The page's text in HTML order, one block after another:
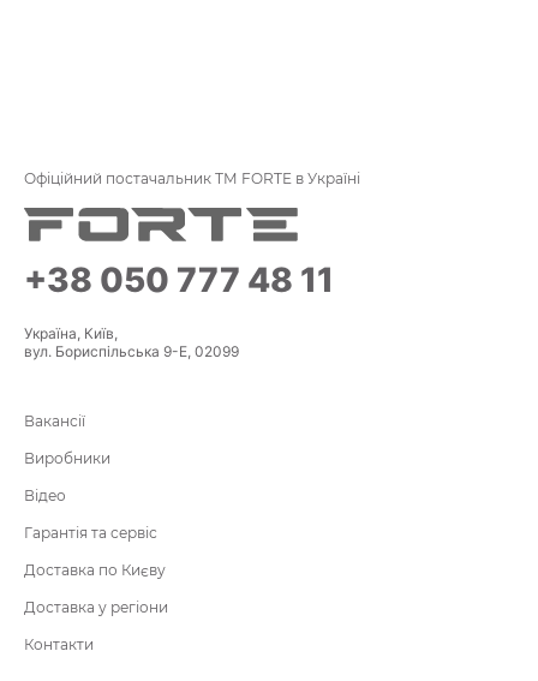
Офіційний постачальник ТМ FORTE в Україні
+38 050 777 48 11
Україна, Київ,
вул. Бориспільська 9-Е, 02099
Вакансії
Виробники
Відео
Гарантія та сервіс
Доставка по Києву
Доставка у регіони
Контакти